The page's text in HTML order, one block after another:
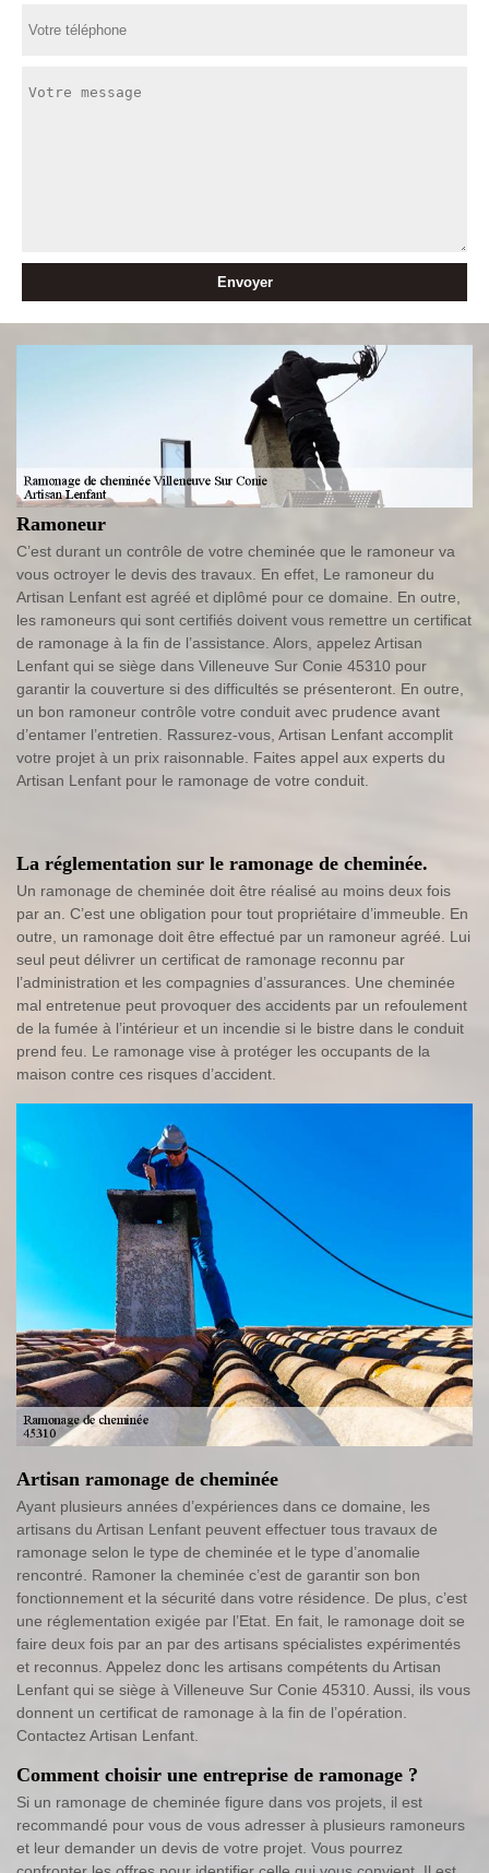
Ramoneur
C’est durant un contrôle de votre cheminée que le ramoneur va
vous octroyer le devis des travaux. En effet, Le ramoneur du
Artisan Lenfant est agréé et diplômé pour ce domaine. En outre,
les ramoneurs qui sont certifiés doivent vous remettre un certificat
de ramonage à la fin de l’assistance. Alors, appelez Artisan
Lenfant qui se siège dans Villeneuve Sur Conie 45310 pour
garantir la couverture si des difficultés se présenteront. En outre,
un bon ramoneur contrôle votre conduit avec prudence avant
d’entamer l’entretien. Rassurez-vous, Artisan Lenfant accomplit
votre projet à un prix raisonnable. Faites appel aux experts du
Artisan Lenfant pour le ramonage de votre conduit.
La réglementation sur le ramonage de cheminée.
Un ramonage de cheminée doit être réalisé au moins deux fois
par an. C’est une obligation pour tout propriétaire d’immeuble. En
outre, un ramonage doit être effectué par un ramoneur agréé. Lui
seul peut délivrer un certificat de ramonage reconnu par
l’administration et les compagnies d’assurances. Une cheminée
mal entretenue peut provoquer des accidents par un refoulement
de la fumée à l’intérieur et un incendie si le bistre dans le conduit
prend feu. Le ramonage vise à protéger les occupants de la
maison contre ces risques d’accident.
Artisan ramonage de cheminée
Ayant plusieurs années d’expériences dans ce domaine, les
artisans du Artisan Lenfant peuvent effectuer tous travaux de
ramonage selon le type de cheminée et le type d’anomalie
rencontré. Ramoner la cheminée c’est de garantir son bon
fonctionnement et la sécurité dans votre résidence. De plus, c’est
une réglementation exigée par l’Etat. En fait, le ramonage doit se
faire deux fois par an par des artisans spécialistes expérimentés
et reconnus. Appelez donc les artisans compétents du Artisan
Lenfant qui se siège à Villeneuve Sur Conie 45310. Aussi, ils vous
donnent un certificat de ramonage à la fin de l’opération.
Contactez Artisan Lenfant.
Comment choisir une entreprise de ramonage ?
Si un ramonage de cheminée figure dans vos projets, il est
recommandé pour vous de vous adresser à plusieurs ramoneurs
et leur demander un devis de votre projet. Vous pourrez